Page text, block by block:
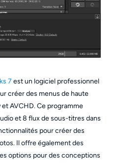
7 est un logiciel professionnel
créer des menus de haute
AVCHD. Ce programme
et 8 flux de sous-titres dans
pour créer des
Il offre également des
options pour des conceptions